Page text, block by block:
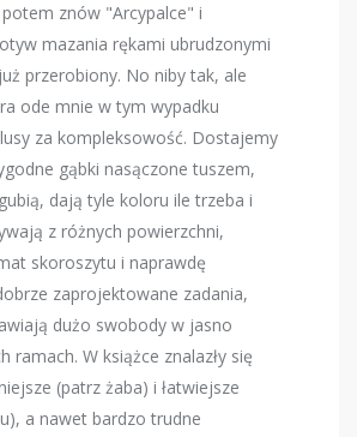
potem znów "Arcypalce" i
mazania rękami ubrudzonymi
przerobiony. No niby tak, ale
ode mnie w tym wypadku
za kompleksowość. Dostajemy
gąbki nasączone tuszem,
dają tyle koloru ile trzeba i
z różnych powierzchni,
skoroszytu i naprawdę
zaprojektowane zadania,
dużo swobody w jasno
ramach. W książce znalazły się
(patrz żaba) i łatwiejsze
a nawet bardzo trudne